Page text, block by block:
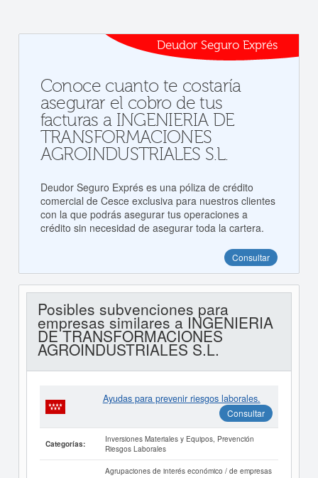
Deudor Seguro Exprés
Conoce cuanto te costaría
asegurar el cobro de tus
facturas a INGENIERIA DE
TRANSFORMACIONES
AGROINDUSTRIALES S.L.
Deudor Seguro Exprés es una póliza de crédito
comercial de Cesce exclusiva para nuestros clientes
con la que podrás asegurar tus operaciones a
crédito sin necesidad de asegurar toda la cartera.
Consultar
Posibles subvenciones para
empresas similares a INGENIERIA
DE TRANSFORMACIONES
AGROINDUSTRIALES S.L.
Ayudas para prevenir riesgos laborales.
Consultar
Categorías:
Inversiones Materiales y Equipos, Prevención
Riesgos Laborales
Agrupaciones de interés económico / de empresas